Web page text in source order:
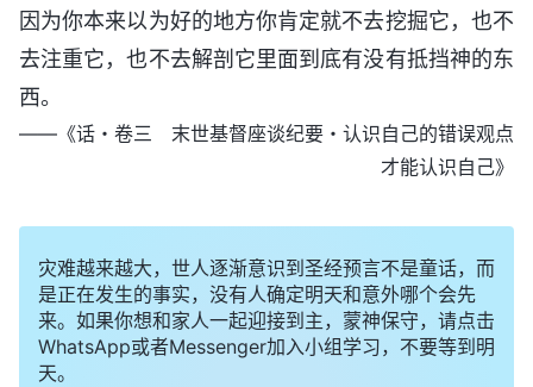
因为你本来以为好的地方你肯定就不去挖掘它，也不
去注重它，也不去解剖它里面到底有没有抵挡神的东
西。
——《话・卷三 末世基督座谈纪要・认识自己的错误观点
才能认识自己》
灾难越来越大，世人逐渐意识到圣经预言不是童话，而
是正在发生的事实，没有人确定明天和意外哪个会先
来。如果你想和家人一起迎接到主，蒙神保守，请点击
WhatsApp或者Messenger加入小组学习，不要等到明
天。